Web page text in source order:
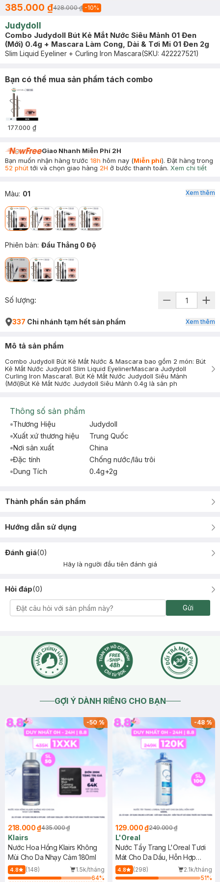
385.000 ₫428.000 ₫ -10%
Judydoll
Combo Judydoll Bút Kẻ Mắt Nước Siêu Mảnh 01 Đen
(Mới) 0.4g + Mascara Làm Cong, Dài & Tơi Mi 01 Đen 2g
Slim Liquid Eyeliner + Curling Iron Mascara(SKU: 422227521)
Bạn có thể mua sản phẩm tách combo
177.000 ₫
Giao Nhanh Miễn Phí 2H
Bạn muốn nhận hàng trước 18h hôm nay (Miễn phí). Đặt hàng trong
52 phúttới và chọn giao hàng 2H ở bước thanh toán. Xem chi tiết
Màu: 01
Phiên bản: Đầu Thẳng 0 Độ
Xem thêm
Số lượng:
337 Chi nhánh tạm hết sản phẩm Xem thêm
Mô tả sản phẩm
Combo Judydoll Bút Kẻ Mắt Nước & Mascara bao gồm 2 món: Bút
Kẻ Mắt Nước Judydoll Slim Liquid EyelinerMascara Judydoll
Curling Iron Mascara1. Bút Kẻ Mắt Nước Judydoll Siêu Mảnh
(Mới)Bút Kẻ Mắt Nước Judydoll Siêu Mảnh 0.4g là sản ph
Thông số sản phẩm
Thương Hiệu
Judydoll
Xuất xứ thương hiệu
Trung Quốc
Nơi sản xuất
China
Đặc tính
Chống nước/lâu trôi
Dung Tích
0.4g+2g
Thành phần sản phẩm
Hướng dẫn sử dụng
Đánh giá(0)
Hãy là người đầu tiên đánh giá
Hỏi đáp(0)
Gửi
GỢI Ý DÀNH RIÊNG CHO BẠN
-50%
218.000 ₫435.000 ₫
Klairs
Nước Hoa Hồng Klairs Không
Mùi Cho Da Nhạy Cảm 180ml
4.8 (148)
1.5k/tháng
64%
-48%
129.000 ₫249.000 ₫
L'Oreal
Nước Tẩy Trang L'Oreal Tươi
Mát Cho Da Dầu, Hỗn Hợp
400ml
4.8 (298)
2.1k/tháng
51%